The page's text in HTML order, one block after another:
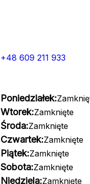
+48 609 211 933
Poniedziałek:
Wtorek:Zamknięte
Środa:Zamknięte
Czwartek:Zamknięte
Piątek:Zamknięte
Sobota:Zamknięte
Niedziela:Zamknięte